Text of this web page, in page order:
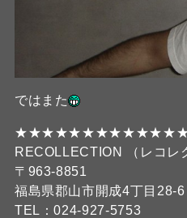
ではまた
RECOLLECTION （レコレ
〒963-8851
福島県郡山市開成4丁目28-6
TEL：024-927-5753